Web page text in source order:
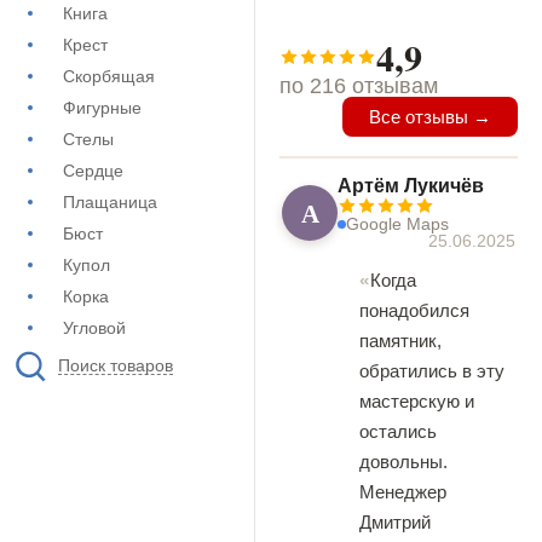
Книга
Крест
Скорбящая
Фигурные
Стелы
Сердце
Плащаница
Бюст
Купол
Корка
Угловой
Поиск товаров
4,9
по 216 отзывам
Все отзывы →
А
Артём Лукичёв
Google Maps
25.06.2025
Когда
понадобился
памятник,
обратились в эту
мастерскую и
остались
довольны.
Менеджер
Дмитрий